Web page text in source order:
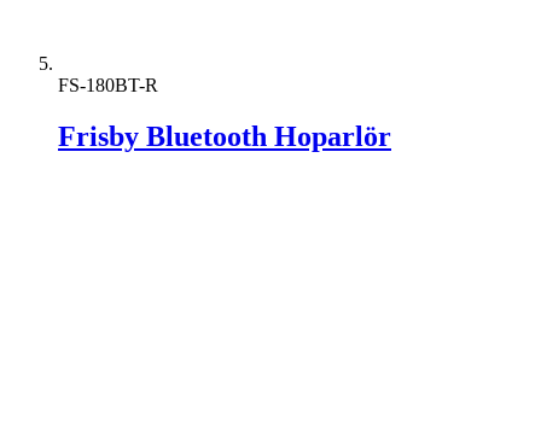
FS-180BT-R
Frisby Bluetooth Hoparlör